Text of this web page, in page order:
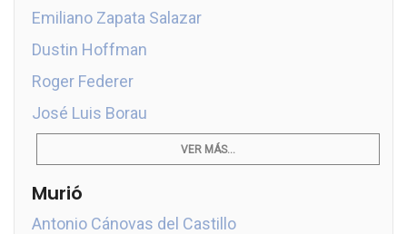
Emiliano Zapata Salazar
Dustin Hoffman
Roger Federer
José Luis Borau
VER MÁS...
Murió
Antonio Cánovas del Castillo